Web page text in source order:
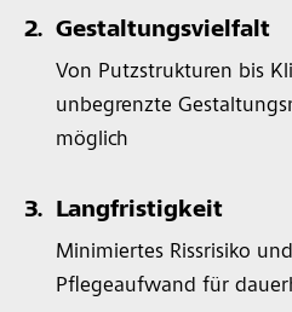
2. Gestaltungsvielfalt
Von Putzstrukturen bis
unbegrenzte
möglich
3. Langfristigkeit
Minimiertes Rissrisiko
Pflegeaufwand für